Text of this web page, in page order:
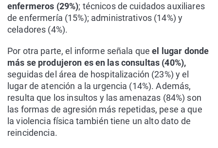
enfermeros (29%); técnicos de cuidados auxiliares
de enfermería (15%); administrativos (14%) y
celadores (4%).
Por otra parte, el informe señala queel lugar donde
más se produjeron es en las consultas (40%),
seguidas del área de hospitalización (23%) y el
lugar de atención a la urgencia (14%). Además,
resulta que los insultos y las amenazas (84%) son
las formas de agresión más repetidas, pese a que
la violencia física también tiene un alto dato de
reincidencia.